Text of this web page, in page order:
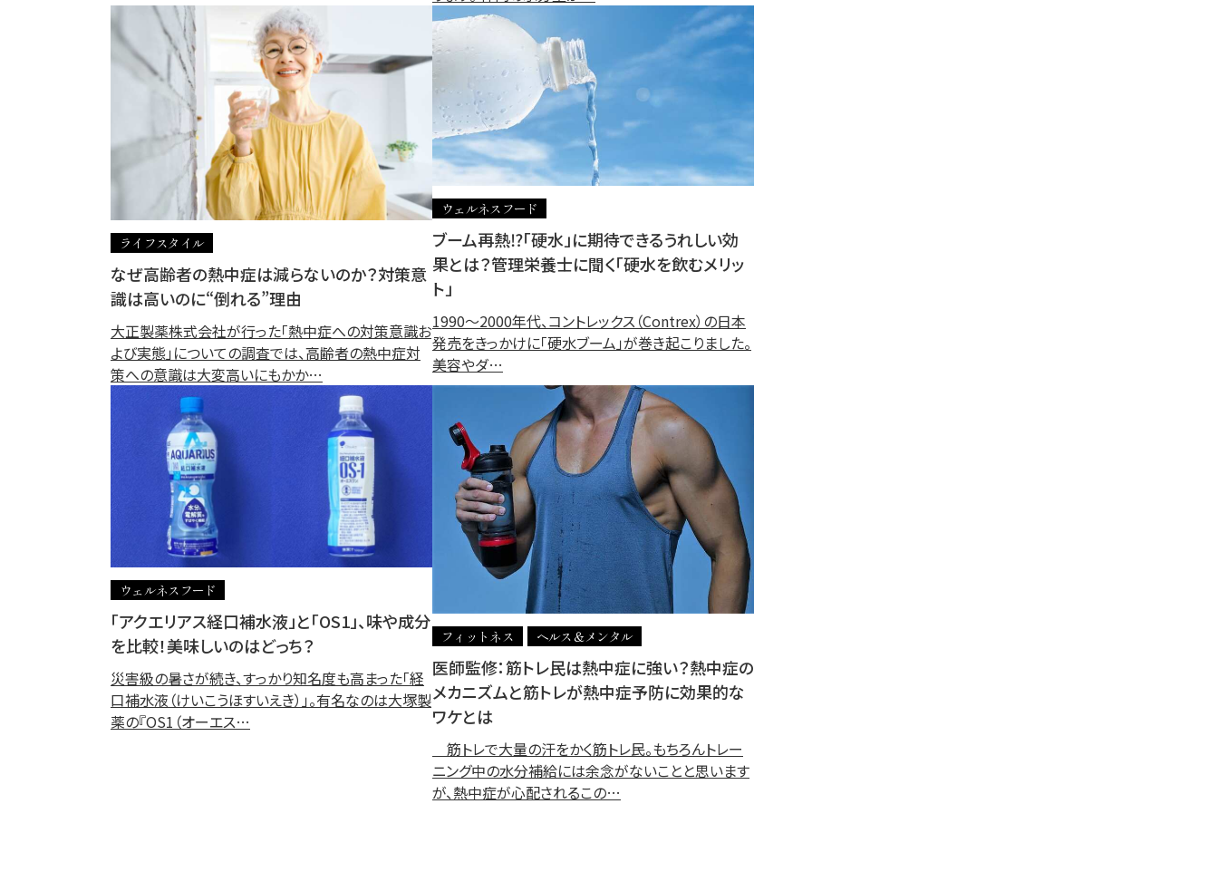
ライフスタイル
なぜ高齢者の熱中症は減らないのか？対策意
識は高いのに“倒れる”理由
大正製薬株式会社が行った「熱中症への対策意識お
よび実態」についての調査では、高齢者の熱中症対
策への意識は大変高いにもかか…
ウェルネスフード
ブーム再熱⁉「硬水」に期待できるうれしい効
果とは？管理栄養士に聞く「硬水を飲むメリッ
ト」
1990〜2000年代、コントレックス（Contrex）の日本
発売をきっかけに「硬水ブーム」が巻き起こりました。
美容やダ…
ウェルネスフード
「アクエリアス経口補水液」と「OS1」、味や成分
を比較！美味しいのはどっち？
災害級の暑さが続き、すっかり知名度も高まった「経
口補水液（けいこうほすいえき）」。有名なのは大塚製
薬の『OS1（オーエス…
フィットネス ヘルス＆メンタル
医師監修：筋トレ民は熱中症に強い？熱中症の
メカニズムと筋トレが熱中症予防に効果的な
ワケとは
筋トレで大量の汗をかく筋トレ民。もちろんトレー
ニング中の水分補給には余念がないことと思います
が、熱中症が心配されるこの…